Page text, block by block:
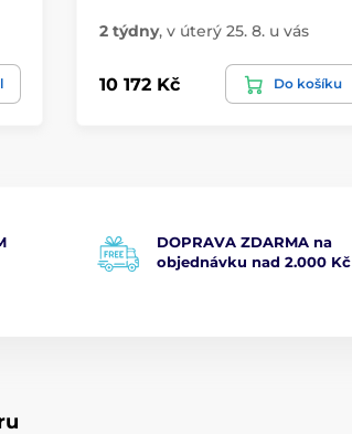
2 týdny, v úterý 25. 8. u vás
10 172 Kč Do košíku
DOPRAVA ZDARMA na
objednávku nad 2.000 Kč